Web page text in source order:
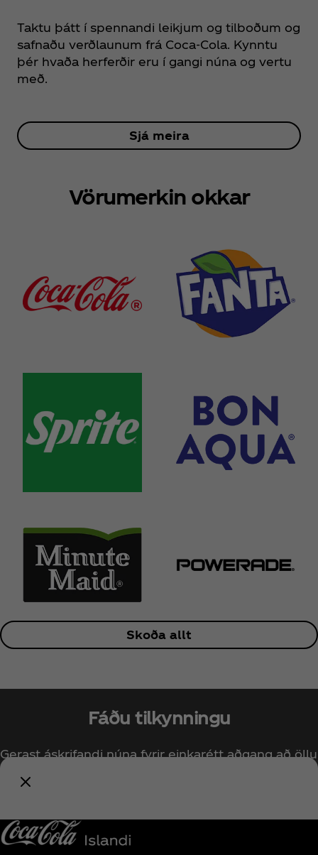
Taktu þátt í spennandi leikjum og tilboðum og
safnaðu verðlaunum frá Coca‑Cola. Kynntu
þér hvaða herferðir eru í gangi núna og vertu
með.
Sjá meira
Vörumerkin okkar
Skoða allt
Fáðu tilkynningu
Gerast áskrifandi núna fyrir einkarétt aðgang að öllu
sem tengist Coca‑Cola!